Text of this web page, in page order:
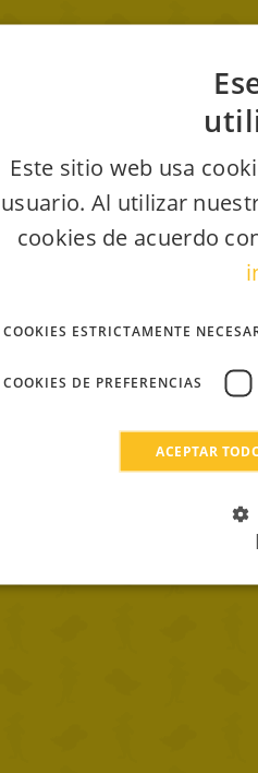
Este sitio web usa
usuario. Al utilizar
cookies de acuerdo
COOKIES ESTRICTAMENTE
COOKIES DE PREFERENCIAS
ACEPTAR